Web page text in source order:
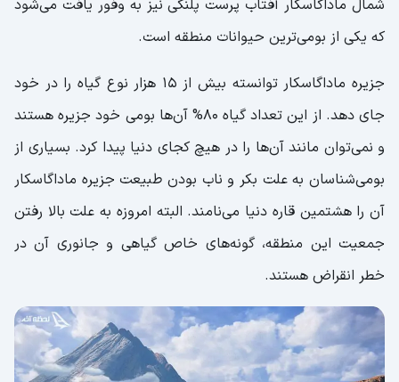
شمال ماداگاسکار آفتاب پرست پلنگی نیز به وفور یافت می‌شود
که یکی از بومی‌ترین حیوانات منطقه است.
جزیره ماداگاسکار توانسته بیش از 15 هزار نوع گیاه را در خود
جای دهد. از این تعداد گیاه 80% آن‌ها بومی خود جزیره هستند
و نمی‌توان مانند آن‌ها را در هیچ کجای دنیا پیدا کرد. بسیاری از
بومی‌شناسان به علت بکر و ناب بودن طبیعت جزیره ماداگاسکار
آن را هشتمین قاره دنیا می‌نامند. البته امروزه به علت بالا رفتن
جمعیت این منطقه، گونه‌های خاص گیاهی و جانوری آن در
خطر انقراض هستند.